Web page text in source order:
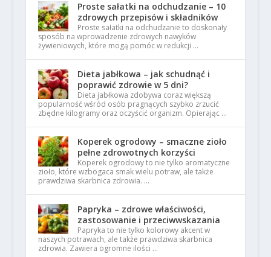
Proste sałatki na odchudzanie – 10
zdrowych przepisów i składników
Proste sałatki na odchudzanie to doskonały
sposób na wprowadzenie zdrowych nawyków
żywieniowych, które mogą pomóc w redukcji …
Dieta jabłkowa – jak schudnąć i
poprawić zdrowie w 5 dni?
Dieta jabłkowa zdobywa coraz większą
popularność wśród osób pragnących szybko zrzucić
zbędne kilogramy oraz oczyścić organizm. Opierając …
Koperek ogrodowy – smaczne zioło
pełne zdrowotnych korzyści
Koperek ogrodowy to nie tylko aromatyczne
zioło, które wzbogaca smak wielu potraw, ale także
prawdziwa skarbnica zdrowia. …
Papryka – zdrowe właściwości,
zastosowanie i przeciwwskazania
Papryka to nie tylko kolorowy akcent w
naszych potrawach, ale także prawdziwa skarbnica
zdrowia. Zawiera ogromne ilości …